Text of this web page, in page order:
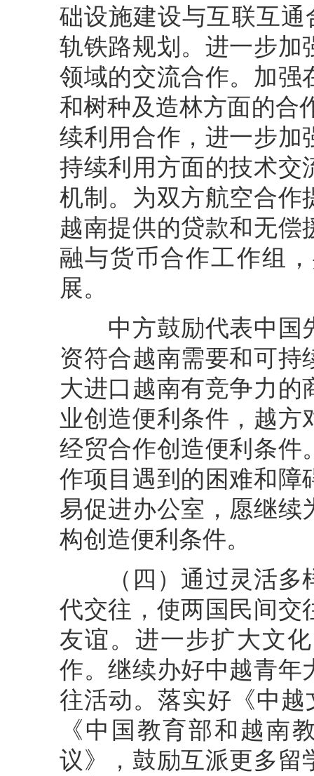
础设施建设与互联互
轨铁路规划。进一步加
领域的交流合作。加强
和树种及造林方面的合
续利用合作，进一步加
持续利用方面的技术交
机制。为双方航空合作
越南提供的贷款和无偿
融与货币合作工作组
展。
中方鼓励代表中国
资符合越南需要和可持
大进口越南有竞争力的
业创造便利条件，越方
经贸合作创造便利条件
作项目遇到的困难和障
易促进办公室，愿继续
构创造便利条件。
（四）通过灵活多
代交往，使两国民间交
友谊。进一步扩大文
作。继续办好中越青年
往活动。落实好《中
《中国教育部和越南
议》，鼓励互派更多留